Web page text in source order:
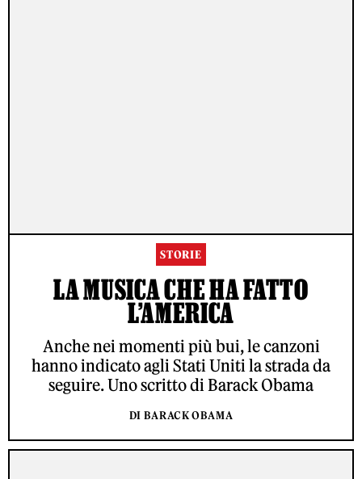
STORIE
LA MUSICA CHE HA FATTO
L’AMERICA
Anche nei momenti più bui, le canzoni
hanno indicato agli Stati Uniti la strada da
seguire. Uno scritto di Barack Obama
DI BARACK OBAMA